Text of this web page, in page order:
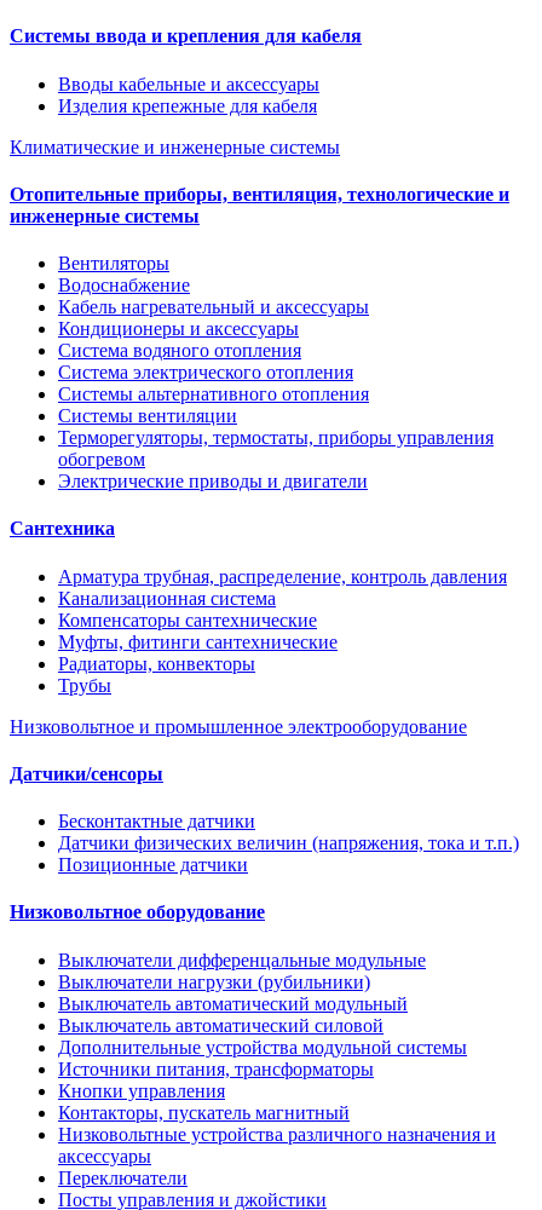
Системы ввода и крепления для кабеля
Вводы кабельные и аксессуары
Изделия крепежные для кабеля
Климатические и инженерные системы
Отопительные приборы, вентиляция, технологические и
инженерные системы
Вентиляторы
Водоснабжение
Кабель нагревательный и аксессуары
Кондиционеры и аксессуары
Система водяного отопления
Система электрического отопления
Системы альтернативного отопления
Системы вентиляции
Терморегуляторы, термостаты, приборы управления
обогревом
Электрические приводы и двигатели
Сантехника
Арматура трубная, распределение, контроль давления
Канализационная система
Компенсаторы сантехнические
Муфты, фитинги сантехнические
Радиаторы, конвекторы
Трубы
Низковольтное и промышленное электрооборудование
Датчики/сенсоры
Бесконтактные датчики
Датчики физических величин (напряжения, тока и т.п.)
Позиционные датчики
Низковольтное оборудование
Выключатели дифференцальные модульные
Выключатели нагрузки (рубильники)
Выключатель автоматический модульный
Выключатель автоматический силовой
Дополнительные устройства модульной системы
Источники питания, трансформаторы
Кнопки управления
Контакторы, пускатель магнитный
Низковольтные устройства различного назначения и
аксессуары
Переключатели
Посты управления и джойстики